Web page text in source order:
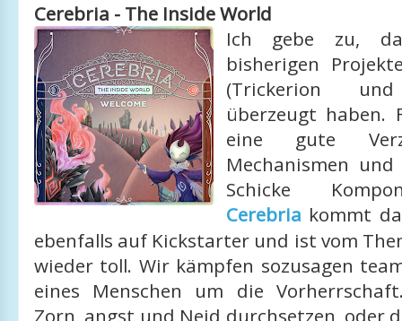
Cerebria - The Inside World
Ich gebe zu,
bisherigen
(Trickerion
überzeugt haben.
eine gute
Mechanismen und
Schicke
Cerebria kommt
ebenfalls auf Kickstarter und ist vom
wieder toll. Wir kämpfen sozusagen
eines Menschen um die
Zorn, angst und Neid durchsetzen, oder